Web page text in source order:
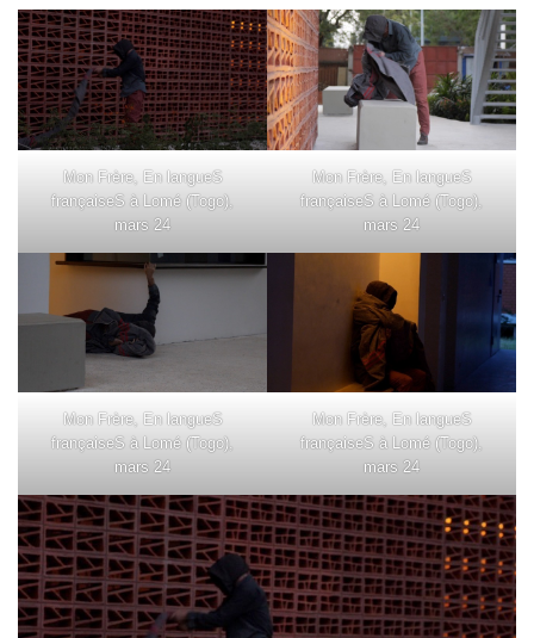
Mon Frère, En langueS
françaiseS à Lomé (Togo),
mars 24
Mon Frère, En langueS
françaiseS à Lomé (Togo),
mars 24
Mon Frère, En langueS
françaiseS à Lomé (Togo),
mars 24
Mon Frère, En langueS
françaiseS à Lomé (Togo),
mars 24